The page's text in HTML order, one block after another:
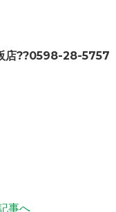
店??0598-28-5757
事へ